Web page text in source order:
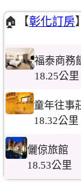
🏠【彰化訂房】
福泰商務
18.25公里
童年往事
18.32公里
儷倞旅館
18.53公里